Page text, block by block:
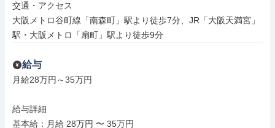
交通・アクセス
大阪メトロ谷町線「南森町」駅より徒歩7分、JR「大阪天満宮」
駅・大阪メトロ「扇町」駅より徒歩9分
給与
月給28万円～35万円
給与詳細
基本給：月給 28万円 〜 35万円